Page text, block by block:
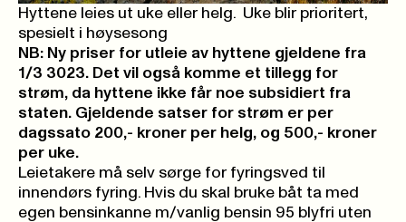
Hyttene leies ut uke eller helg. Uke blir prioritert,
spesielt i høysesong
NB: Ny priser for utleie av hyttene gjeldene fra
1/3 3023. Det vil også komme et tillegg for
strøm, da hyttene ikke får noe subsidiert fra
staten. Gjeldende satser for strøm er per
dagssato 200,- kroner per helg, og 500,- kroner
per uke.
Leietakere må selv sørge for fyringsved til
innendørs fyring. Hvis du skal bruke båt ta med
egen bensinkanne m/vanlig bensin 95 blyfri uten